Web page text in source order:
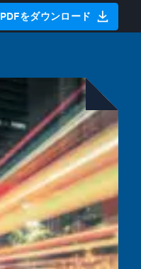
PDFをダウンロード